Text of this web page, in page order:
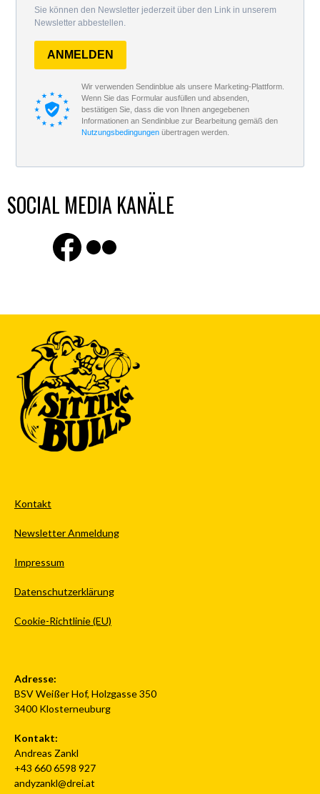
Sie können den Newsletter jederzeit über den Link in unserem
Newsletter abbestellen.
ANMELDEN
Wir verwenden Sendinblue als unsere Marketing-Plattform.
Wenn Sie das Formular ausfüllen und absenden,
bestätigen Sie, dass die von Ihnen angegebenen
Informationen an Sendinblue zur Bearbeitung gemäß den
Nutzungsbedingungenübertragen werden.
SOCIAL MEDIA KANÄLE
Finde uns auf Facebook
Flickr
Kontakt
Newsletter Anmeldung
Impressum
Datenschutzerklärung
Cookie-Richtlinie (EU)
Adresse:
BSV Weißer Hof, Holzgasse 350
3400 Klosterneuburg
Kontakt:
Andreas Zankl
+43 660 6598 927
andyzankl@drei.at